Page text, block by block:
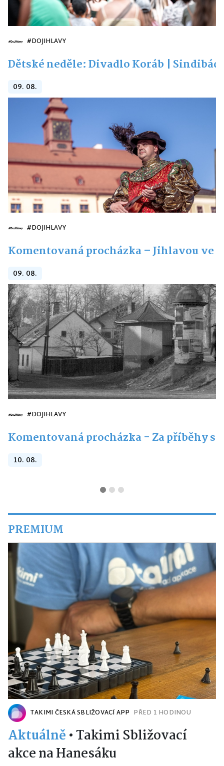
#DOJIHLAVY
Dětské neděle: Divadlo Koráb |
09. 08.
#DOJIHLAVY
Komentovaná procházka – Jihlavou ve
09. 08.
#DOJIHLAVY
Komentovaná procházka - Za příběhy
10. 08.
PREMIUM
TAKIMI ČESKÁ SBLIŽOVACÍ APP PŘED 1 HODINOU
Aktuálně •Takimi Sbližovací
akce na Hanesáku